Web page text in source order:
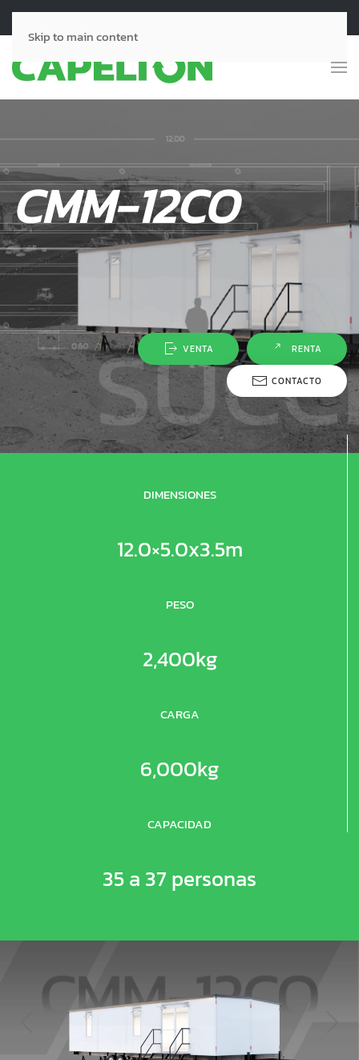
Llámanos:55-2964-0104 55-7948-3632
Skip to main content
CMM-12CO
VENTA RENTA
CONTACTO
DIMENSIONES
12.0×5.0x3.5m
PESO
2,400kg
CARGA
6,000kg
CAPACIDAD
35 a 37 personas